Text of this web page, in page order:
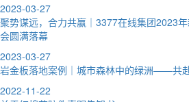
2023-03-27
聚势谋远，合力共赢｜3377在线集团2023
会圆满落幕
2023-03-27
岩金板落地案例｜城市森林中的绿洲——共
2022-11-22